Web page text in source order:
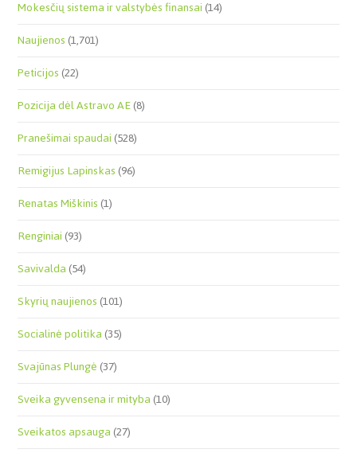
Mokesčių sistema ir valstybės finansai(14)
Naujienos(1,701)
Peticijos(22)
Pozicija dėl Astravo AE(8)
Pranešimai spaudai(528)
Remigijus Lapinskas(96)
Renatas Miškinis(1)
Renginiai(93)
Savivalda(54)
Skyrių naujienos(101)
Socialinė politika(35)
Svajūnas Plungė(37)
Sveika gyvensena ir mityba(10)
Sveikatos apsauga(27)